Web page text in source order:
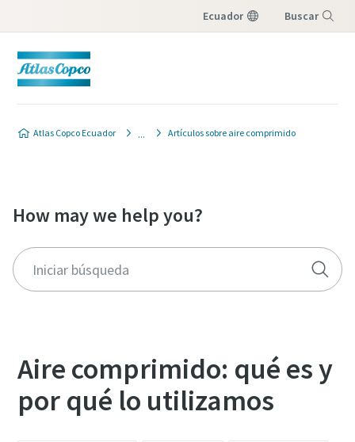
Ecuador Buscar
Atlas Copco Ecuador Artículos sobre aire comprimido
How may we help you?
Aire comprimido: qué es y
por qué lo utilizamos